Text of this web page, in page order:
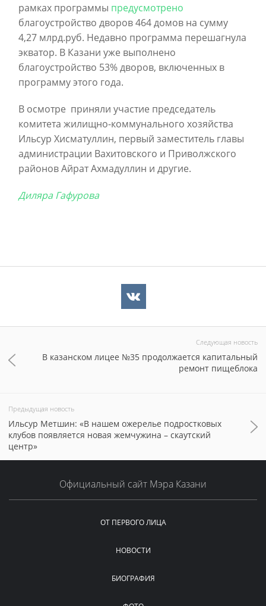
рамках программы предусмотрено
благоустройство дворов 464 домов на сумму
4,27 млрд.руб. Недавно программа перешагнула
экватор. В Казани уже выполнено
благоустройство 53% дворов, включенных в
программу этого года.
В осмотре приняли участие председатель
комитета жилищно-коммунального хозяйства
Ильсур Хисматуллин, первый заместитель главы
администрации Вахитовского и Приволжского
районов Айрат Ахмадуллин и другие.
Диляра Гафурова
Следующая новость
В казанском лицее №35 продолжается капитальный
ремонт пищеблока
Предыдущая новость
Ильсур Метшин: «В нашем ожерелье подростковых
клубов появляется новая жемчужина – скаутский
центр»
Официальный сайт Мэра Казани
ОТ ПЕРВОГО ЛИЦА
НОВОСТИ
БИОГРАФИЯ